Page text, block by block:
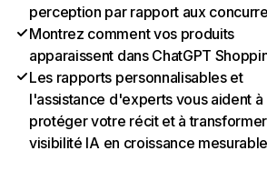
perception par rapport aux
Montrez comment vos produits
apparaissent dans ChatGPT
Les rapports personnalisables et
l'assistance d'experts vous aident à
protéger votre récit et à
visibilité IA en croissance